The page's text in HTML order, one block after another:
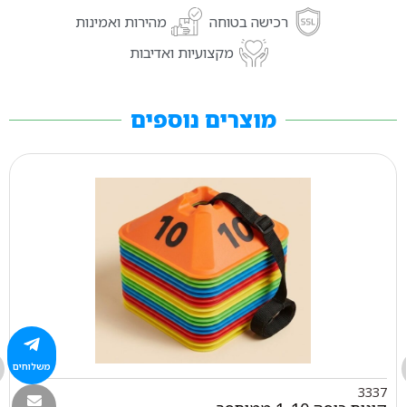
רכישה בטוחה
מהירות ואמינות
מקצועיות ואדיבות
מוצרים נוספים
3337
משלוחים